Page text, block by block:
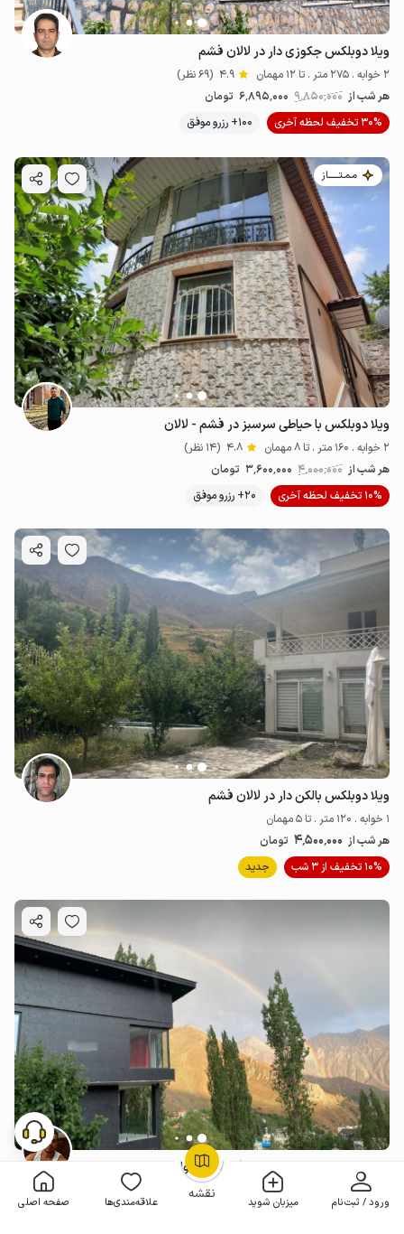
نقشه ورود / ثبت‌نام میزبان شوید علاقه‌مندی‌ها صفحه اصلی
4.5میلیون ت
OpenStreetMap
ویلا دوبلکس جکوزی دار در لالان فشم
2 خوابه . 275 متر . تا 12 مهمان 4.9 (69 نظر)
هر شب از 9٬850٬000 6٬895٬000 تومان
30% تخفیف لحظه آخری
100+ رزرو موفق
مـمـتــــــاز
ویلا دوبلکس با حیاطی سرسبز در فشم - لالان
2 خوابه . 160 متر . تا 8 مهمان 4.8 (14 نظر)
هر شب از 4٬000٬000 3٬600٬000 تومان
10% تخفیف لحظه آخری
20+ رزرو موفق
ویلا دوبلکس بالکن دار در لالان فشم
1 خوابه . 120 متر . تا 5 مهمان
هر شب از 4٬500٬000 تومان
10% تخفیف از 3 شب
جدید
ویلا با منظره طبیعت در لالان فشم - ۴ خوابه
هر شب از
25٬000٬000 تومان